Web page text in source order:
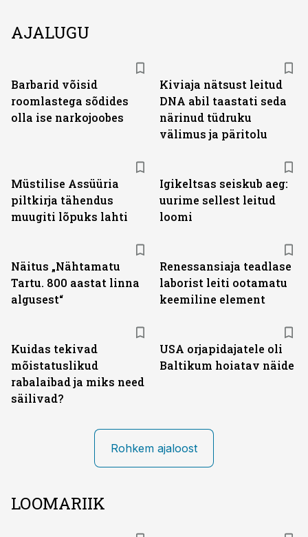
AJALUGU
Barbarid võisid
roomlastega sõdides
olla ise narkojoobes
Kiviaja nätsust leitud
DNA abil taastati seda
närinud tüdruku
välimus ja päritolu
Müstilise Assüüria
piltkirja tähendus
muugiti lõpuks lahti
Igikeltsas seiskub aeg:
uurime sellest leitud
loomi
Näitus „Nähtamatu
Tartu. 800 aastat linna
algusest“
Renessansiaja teadlase
laborist leiti ootamatu
keemiline element
Kuidas tekivad
mõistatuslikud
rabalaibad ja miks need
säilivad?
USA orjapidajatele oli
Baltikum hoiatav näide
Rohkem ajaloost
LOOMARIIK